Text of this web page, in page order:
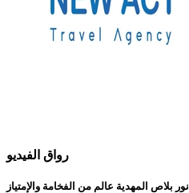
رواق الفيديو
نور بلاص المهدية عالم من الفخامة والإمتياز